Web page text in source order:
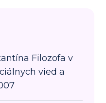
Filozofa v
vied a